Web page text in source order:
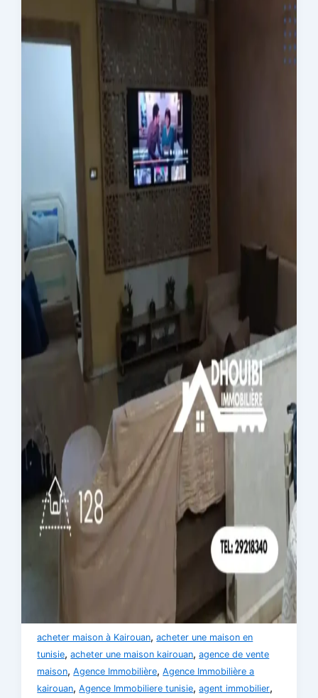
acheter maison à Kairouan,acheter une maison en
tunisie,acheter une maison kairouan,agence de vente
maison,Agence Immobilière,Agence Immobilière a
kairouan,Agence Immobiliere tunisie,agent immobilier,